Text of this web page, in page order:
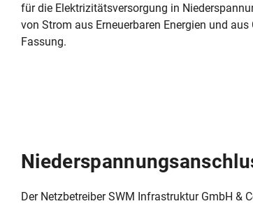
für die Elektrizitätsversorgung in
von Strom aus Erneuerbaren Energien und
Fassung.
Der Netzbetreiber SWM Infrastruktur GmbH &